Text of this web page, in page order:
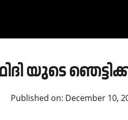
യുടെ
Published on: December 10,